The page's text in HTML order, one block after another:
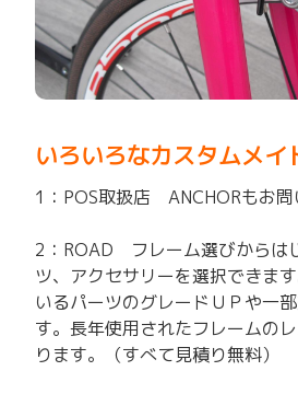
いろいろなカスタムメイ
1：POS取扱店 ANCHORもお問
2：ROAD フレーム選びからは
ツ、アクセサリーを選択できま
いるパーツのグレードＵＰや一
す。長年使用されたフレームの
ります。（すべて見積り無料）